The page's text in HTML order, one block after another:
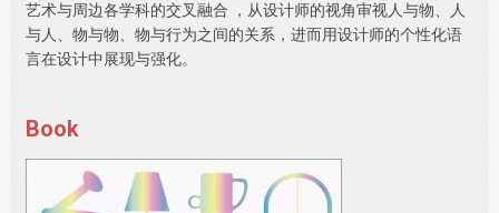
艺术与周边各学科的交叉融合 ，从设计师的视角审视人与物、人
与人、物与物、物与行为之间的关系，进而用设计师的个性化语
言在设计中展现与强化。
Book